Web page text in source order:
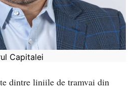
Capitalei
dintre liniile de tramvai din